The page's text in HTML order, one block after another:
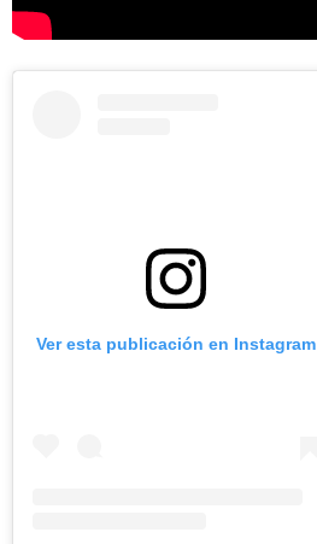
Ver esta publicación en Instagram